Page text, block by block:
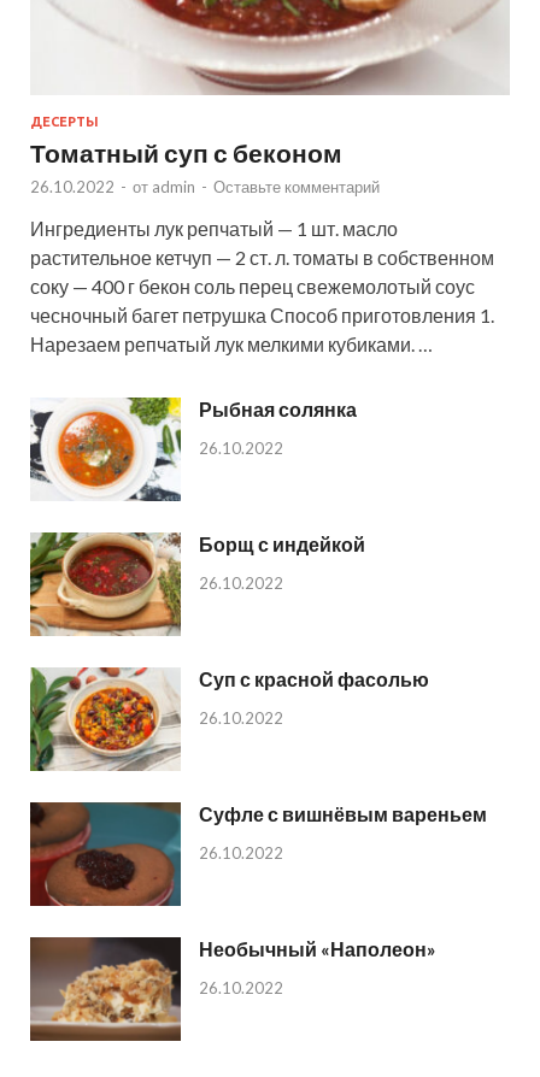
ДЕСЕРТЫ
Томатный суп с беконом
26.10.2022 - от admin - Оставьте комментарий
Ингредиенты лук репчатый — 1 шт. масло
растительное кетчуп — 2 ст. л. томаты в собственном
соку — 400 г бекон соль перец свежемолотый соус
чесночный багет петрушка Способ приготовления 1.
Нарезаем репчатый лук мелкими кубиками. …
Рыбная солянка
26.10.2022
Борщ с индейкой
26.10.2022
Суп с красной фасолью
26.10.2022
Суфле с вишнёвым вареньем
26.10.2022
Необычный «Наполеон»
26.10.2022